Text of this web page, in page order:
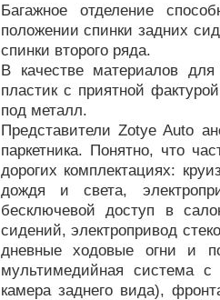
Багажное отделение
положении спинки задних
спинки второго ряда.
В качестве материалов для
пластик с приятной
под металл.
Представители Zotye Auto
паркетника. Понятно, что
дорогих комплектациях:
дождя и света,
бесключевой доступ в
сидений, электропривод
дневные ходовые огни и
мультимедийная система с
камера заднего вида),